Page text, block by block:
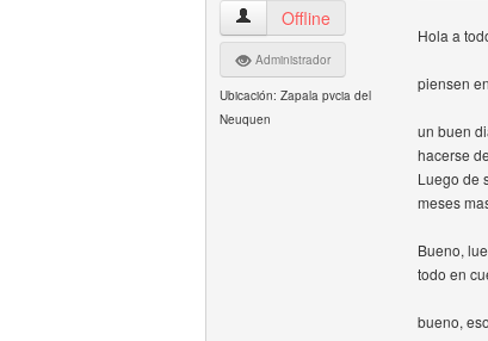
martinp Ver perfil del usuario
Offline
Administrador
Ubicación: Zapala pvcia del
Neuquen
Hola a
piensen
un buen
hacerse
Luego de
meses
Bueno,
todo en
bueno,